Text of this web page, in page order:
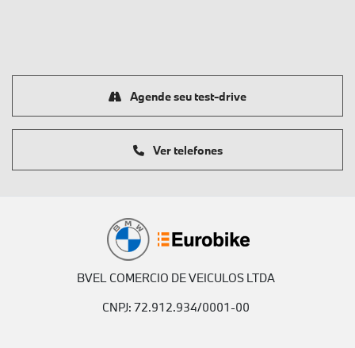
Ver telefones
Agende seu test-drive
BVEL COMERCIO DE VEICULOS LTDA
CNPJ: 72.912.934/0001-00